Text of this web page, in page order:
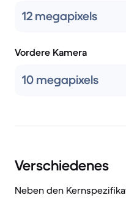
12 megapixels
Vordere Kamera
10 megapixels
Verschiedenes
Neben den